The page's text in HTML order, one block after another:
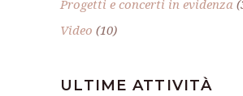
Progetti e concerti in evidenza
Video (10)
ULTIME ATTIVITÀ